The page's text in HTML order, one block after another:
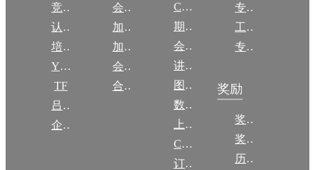
竞赛
认证
培训
YOCSEF
TF
吕梁振兴
企智会
会员权益
加入CCF
加入CCF
会员交费
合作伙伴
CCCF
期刊
会议
讲稿
图集
数图编审委员会
上传/发布作品
CCF DL Focus
订阅《计算》
专委条例
工作问答
专委名单
奖励
奖励动态
奖励目录
历年获奖名单